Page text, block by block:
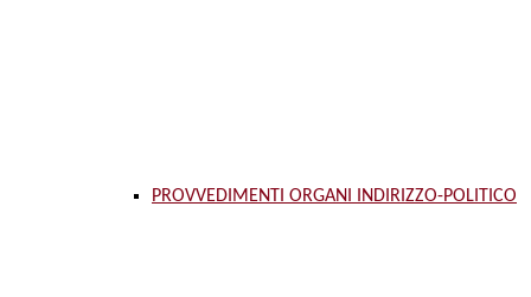
PROVVEDIMENTI ORGANI INDIRIZZO-POLITICO